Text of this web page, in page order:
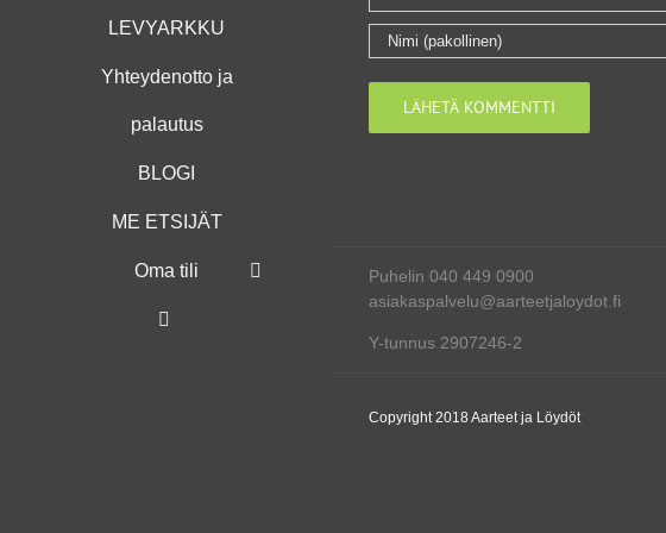
LEVYARKKU
Yhteydenotto ja
palautus
BLOGI
ME ETSIJÄT
Oma tili
Puhelin 040 449 0900
asiakaspalvelu@aarteetjaloydot.fi
Y-tunnus 2907246-2
Copyright 2018 Aarteet ja Löydöt